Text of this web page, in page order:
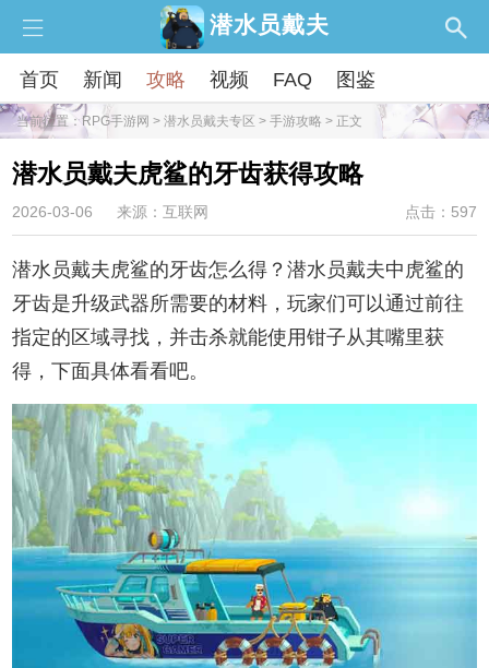
潜水员戴夫
首页 新闻 攻略 视频 FAQ 图鉴
当前位置：RPG手游网 > 潜水员戴夫专区 > 手游攻略 > 正文
潜水员戴夫虎鲨的牙齿获得攻略
2026-03-06 来源：互联网 点击：597
潜水员戴夫虎鲨的牙齿怎么得？潜水员戴夫中虎鲨的
牙齿是升级武器所需要的材料，玩家们可以通过前往
指定的区域寻找，并击杀就能使用钳子从其嘴里获
得，下面具体看看吧。